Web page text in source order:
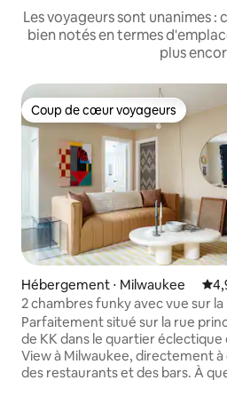
Les voyageurs sont unanimes
bien notés en termes
plus
Coup de cœur voyageurs
Coup de cœur voyageurs
Hébergement ⋅ Milwaukee
2 chambres funky avec vue sur la
parking inclus
Parfaitement situé sur la rue
de KK dans le quartier éclectique
View à Milwaukee, directement à
des restaurants et des bars. À quelques